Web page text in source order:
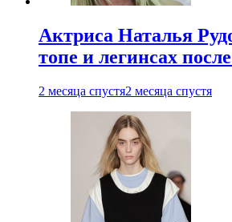
Актриса Наталья
топе и легинсах
2 месяца спустя2 месяца спустя